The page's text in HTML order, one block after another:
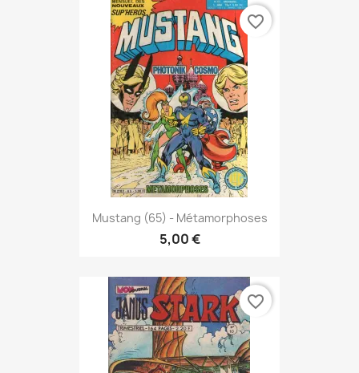
Mustang (65) - Métamorphoses
5,00 €
favorite_border
favorite_border